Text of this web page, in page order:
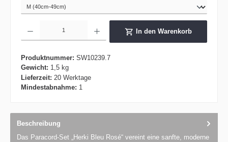
In den Warenkorb
Produktnummer: SW10239.7
Gewicht: 1,5 kg
Lieferzeit: 20 Werktage
Mindestabnahme: 1
Beschreibung
Das Paracord-Set „Herki Bleu Rosé“ vereint eine sanfte, moderne